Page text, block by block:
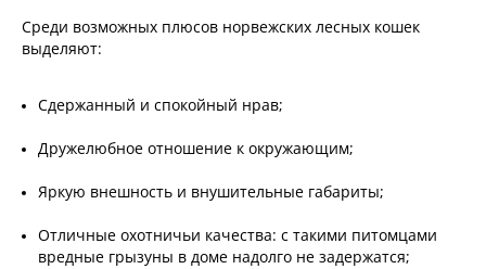
Среди возможных плюсов норвежских лесных кошек
выделяют:
Сдержанный и спокойный нрав;
Дружелюбное отношение к окружающим;
Яркую внешность и внушительные габариты;
Отличные охотничьи качества: с такими питомцами
вредные грызуны в доме надолго не задержатся;